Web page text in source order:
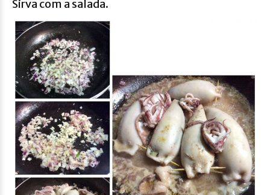
Sirva com a salada.